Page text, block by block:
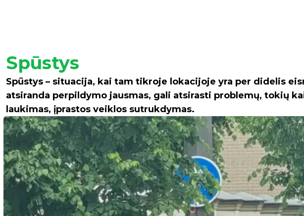
Spūstys
Spūstys – situacija, kai tam tikroje lokacijoje yra per didelis
atsiranda perpildymo jausmas, gali atsirasti problemų, tokių
laukimas, įprastos veiklos sutrukdymas.